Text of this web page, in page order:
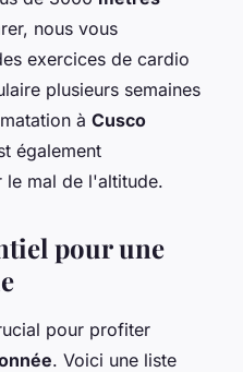
nous vous
exercices de cardio
plusieurs semaines
à Cusco
également
le mal de l'altitude.
pour une
pour profiter
. Voici une liste